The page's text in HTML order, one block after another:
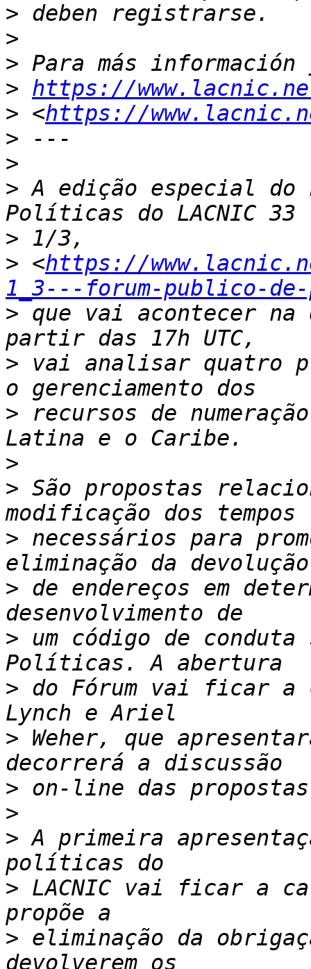
>
>
>
> https://
> <https://
>
>
> A edição especial do
>
> <https://
1_3---forum-publico-
> que vai acontecer
> vai analisar quatro
> recursos de
>
> São propostas
> necessários para
> de endereços em
> um código de
> do Fórum vai ficar a
> Weher, que
>
>
> A primeira
> LACNIC vai ficar a
> eliminação da